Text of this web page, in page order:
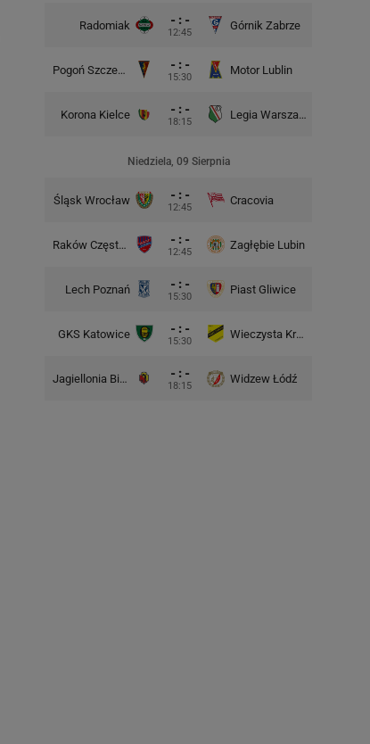
Radomiak - : -
12:45
Górnik Zabrze
Pogoń Szczecin - : -
15:30
Motor Lublin
Korona Kielce - : -
18:15
Legia Warszawa
Niedziela, 09 Sierpnia
Śląsk Wrocław - : -
12:45
Cracovia
Raków Częstochowa - : -
12:45
Zagłębie Lubin
Lech Poznań - : -
15:30
Piast Gliwice
GKS Katowice - : -
15:30
Wieczysta Kraków
Jagiellonia Białystok - : -
18:15
Widzew Łódź